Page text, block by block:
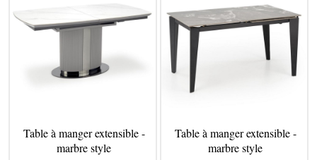
Table à manger extensible -
marbre style
Table à manger extensible -
marbre style